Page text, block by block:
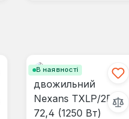
В наявності